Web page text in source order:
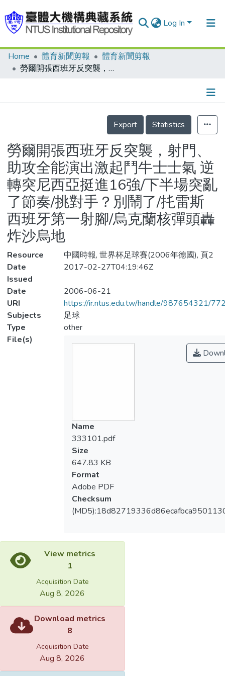
Log In
Communities & Collections
Statistics
Home 體育新聞剪報
體育新聞剪報
勞爾開張西班牙反突襲，射門、助攻全能演出激起鬥牛士士氣 逆轉突尼西亞挺進16強/下半場突亂了節奏/挑對手？別鬧了/扥雷斯西班牙第一射腳/烏克蘭核彈頭轟炸沙烏地
Details
Export
Statistics
勞爾開張西班牙反突襲，射門、
助攻全能演出激起鬥牛士士氣 逆
轉突尼西亞挺進16強/下半場突亂
了節奏/挑對手？別鬧了/扥雷斯
西班牙第一射腳/烏克蘭核彈頭轟
炸沙烏地
Resource
中國時報, 世界杯足球賽(2006年德國), 頁2
Date
Issued
2017-02-27T04:19:46Z
Date
2006-06-21
URI
https://ir.ntus.edu.tw/handle/987654321/
Subjects
足球
Type
other
File(s)
Name
333101.pdf
Size
647.83 KB
Format
Adobe PDF
Checksum
View metrics
1
Acquisition Date
Aug 8, 2026
Download metrics
8
Acquisition Date
Aug 8, 2026